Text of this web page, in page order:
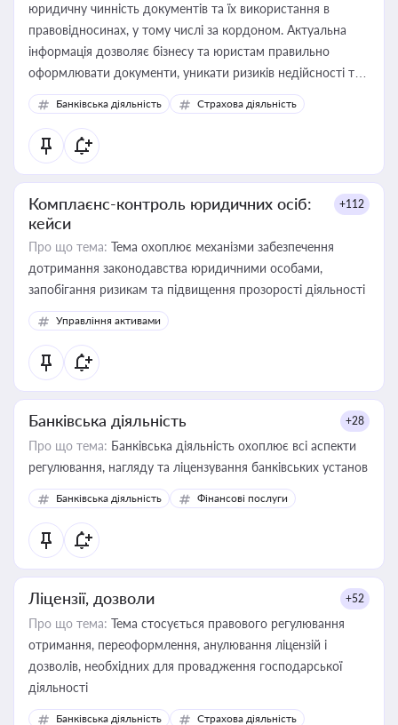
юридичну чинність документів та їх використання в
правовідносинах, у тому числі за кордоном. Актуальна
інформація дозволяє бізнесу та юристам правильно
оформлювати документи, уникати ризиків недійсності та
забезпечувати їх належне прийняття органами влади та
контрагентами
Банківська діяльність Страхова діяльність
Комплаєнс-контроль юридичних осіб:
кейси
+112
Про що тема: Тема охоплює механізми забезпечення
дотримання законодавства юридичними особами,
запобігання ризикам та підвищення прозорості діяльності
Управління активами
Банківська діяльність +28
Про що тема: Банківська діяльність охоплює всі аспекти
регулювання, нагляду та ліцензування банківських установ
Банківська діяльність Фінансові послуги
Ліцензії, дозволи +52
Про що тема: Тема стосується правового регулювання
отримання, переоформлення, анулювання ліцензій і
дозволів, необхідних для провадження господарської
діяльності
Банківська діяльність
Страхова діяльність